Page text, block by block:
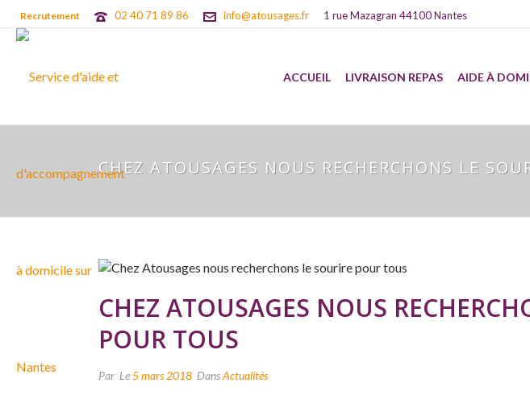
Recrutement 02 40 71 89 86 info@atousages.fr 1 rue Mazagran 44100 Nantes
ACCUEIL LIVRAISON REPAS AIDE À
CHEZ ATOUSAGES NOUS RECHERCHONS LE
CHEZ ATOUSAGES NOUS
POUR TOUS
Par Le5 mars 2018 DansActualités